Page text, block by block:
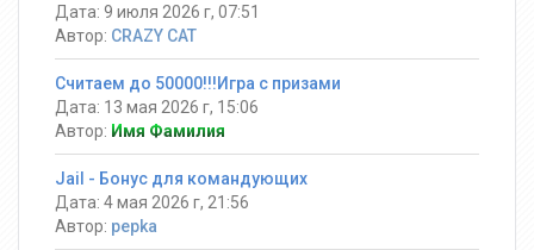
Дата: 9 июля 2026 г, 07:51
Автор: CRAZY CAT
Считаем до 50000!!!Игра с призами
Дата: 13 мая 2026 г, 15:06
Автор: Имя Фамилия
Jail - Бонус для командующих
Дата: 4 мая 2026 г, 21:56
Автор: pepka